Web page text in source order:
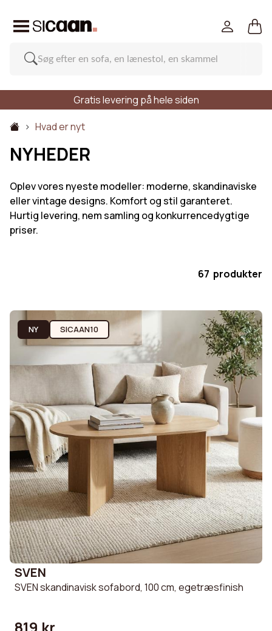
Gratis levering på hele siden
Hvad er nyt
NYHEDER
Oplev vores nyeste modeller: moderne, skandinaviske
eller vintage designs. Komfort og stil garanteret.
Hurtig levering, nem samling og konkurrencedygtige
priser.
67 produkter
NY SICAAN10
SVEN
SVEN skandinavisk sofabord, 100 cm, egetræsfinish
819 kr